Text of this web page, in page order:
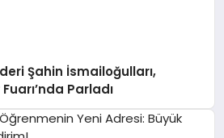
Şahin İsmailoğulları,
Parladı ￼